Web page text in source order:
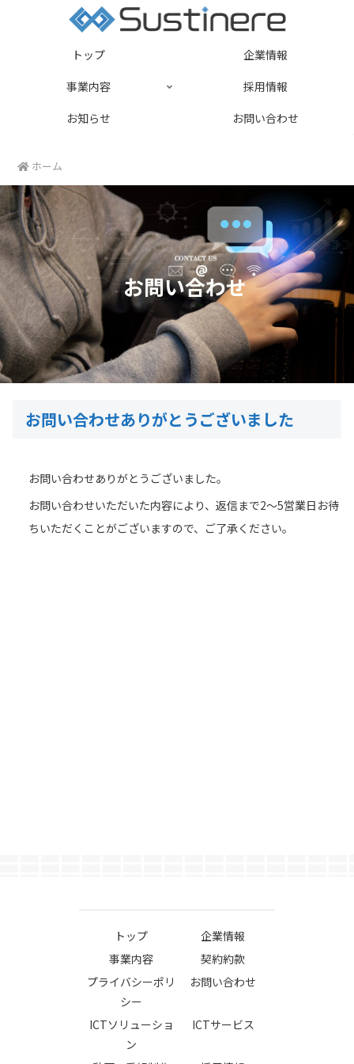
トップ
企業情報
事業内容
採用情報
お知らせ
お問い合わせ
ホーム
お問い合わせ
お問い合わせありがとうございました
お問い合わせありがとうございました。
お問い合わせいただいた内容により、返信まで2～5営業日お待
ちいただくことがございますので、ご了承ください。
トップ
企業情報
事業内容
契約約款
プライバシーポリ
シー
お問い合わせ
ICTソリューショ
ン
ICTサービス